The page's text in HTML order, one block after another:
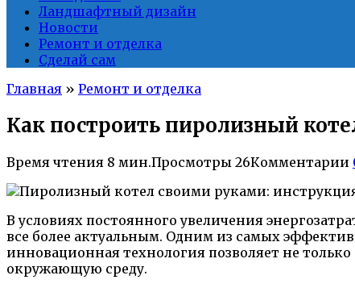
Ландшафтный дизайн
Новости
Ремонт и отделка
Сделай сам
Главная » Ремонт и отделка
Как построить пиролизный
Время чтения 8 мин.Просмотры 26Комментарии
В условиях постоянного увеличения
все более актуальным. Одним из самых
инновационная технология позволяет не
окружающую среду.